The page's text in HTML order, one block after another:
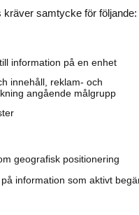
Marknadsför företaget
nya kunder och
samarbetspartners nära dig.
Läs mer här
samtycke för följande:
information på en enhet
innehåll, reklam- och
angående målgrupp
geografisk positionering
information som aktivt